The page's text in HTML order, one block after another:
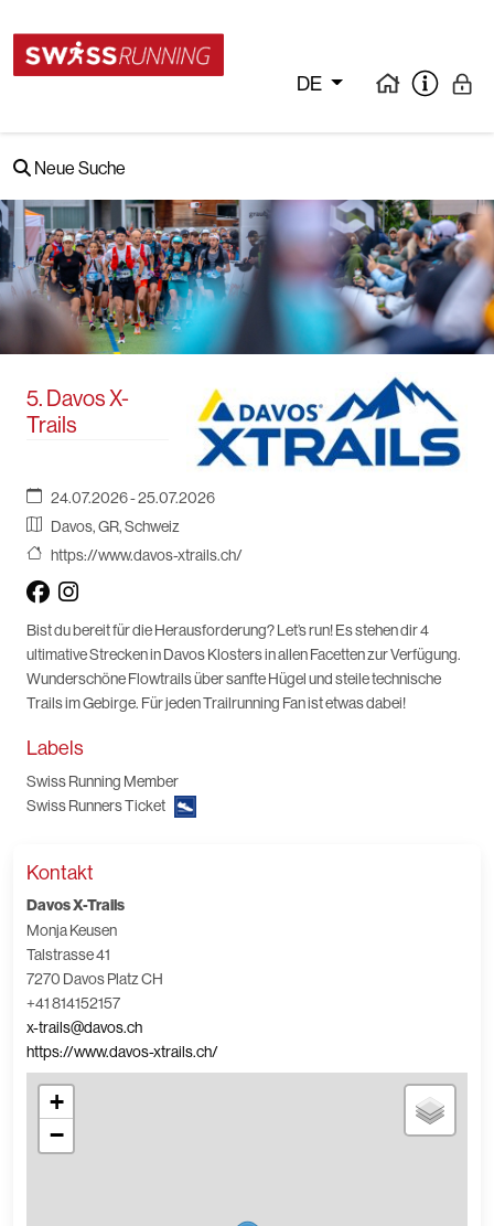
DE
Neue Suche
5. Davos X-
Trails
24.07.2026 - 25.07.2026
Davos, GR, Schweiz
https://www.davos-xtrails.ch/
Bist du bereit für die Herausforderung? Let’s run! Es stehen dir 4
ultimative Strecken in Davos Klosters in allen Facetten zur Verfügung.
Wunderschöne Flowtrails über sanfte Hügel und steile technische
Trails im Gebirge. Für jeden Trailrunning Fan ist etwas dabei!
Labels
Swiss Running Member
Swiss Runners Ticket
Kontakt
Davos X-Trails
Monja Keusen
Talstrasse 41
7270 Davos Platz CH
+41 814152157
x-trails@davos.ch
https://www.davos-xtrails.ch/
+
−